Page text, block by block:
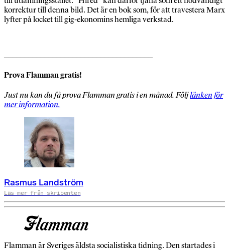
korrektur till denna bild. Det är en bok som, för att travestera
lyfter på locket till gig-ekonomins hemliga verkstad.
Prova Flamman gratis!
Just nu kan du få prova Flamman gratis i en månad. Följlänken för
mer information.
Rasmus Landström
Läs mer från skribenten
Flamman är Sveriges äldsta socialistiska tidning. Den startades i